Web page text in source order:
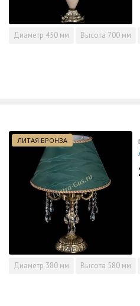
Диаметр 450 мм Высота 700 мм
ЛИТАЯ БРОНЗА
Диаметр 380 мм Высота 580 мм